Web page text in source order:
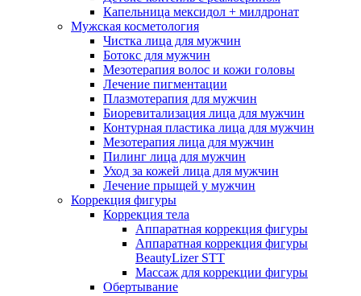
Капельница мексидол + милдронат
Мужская косметология
Чистка лица для мужчин
Ботокс для мужчин
Мезотерапия волос и кожи головы
Лечение пигментации
Плазмотерапия для мужчин
Биоревитализация лица для мужчин
Контурная пластика лица для мужчин
Мезотерапия лица для мужчин
Пилинг лица для мужчин
Уход за кожей лица для мужчин
Лечение прыщей у мужчин
Коррекция фигуры
Коррекция тела
Аппаратная коррекция фигуры
Аппаратная коррекция фигуры
BeautyLizer STT
Массаж для коррекции фигуры
Обертывание